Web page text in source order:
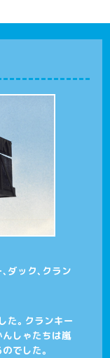
ダック、クラン
た。クランキー
んしゃたちは嵐
でした。